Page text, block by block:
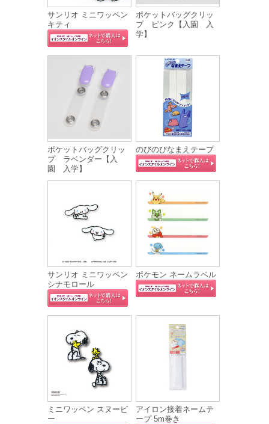
サンリオ ミニワッペン
キティ
ポケットバッグクリッ
プ ピンク【入園 入
学】
ポケットバッグクリッ
プ ラベンダー【入
園 入学】
のびのびなまえテープ
サンリオ ミニワッペン
シナモロール
ポケモン ネームラベル
ミニワッペン スヌーピ
ー
アイロン接着ネームテ
ープ 5m巻き